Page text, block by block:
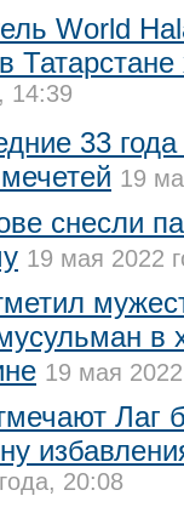
World
14:39
33
19
снесли
19 мая 2022
в
19 мая
Лаг
20:08